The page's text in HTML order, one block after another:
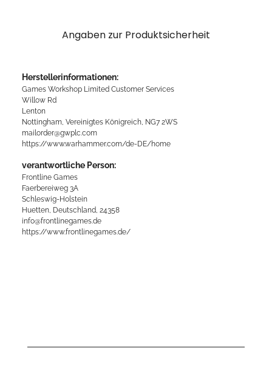
Angaben zur Produktsicherheit
Herstellerinformationen:
Games Workshop Limited Customer Services
Willow Rd
Lenton
Nottingham, Vereinigtes Königreich, NG7 2WS
mailorder@gwplc.com
https://www.warhammer.com/de-DE/home
verantwortliche Person:
Frontline Games
Faerbereiweg 3A
Schleswig-Holstein
Huetten, Deutschland, 24358
info@frontlinegames.de
https://www.frontlinegames.de/